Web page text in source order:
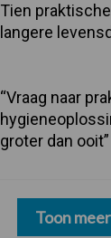
Tien
langere
“Vraag naar
groter dan ooit”
Toon meer